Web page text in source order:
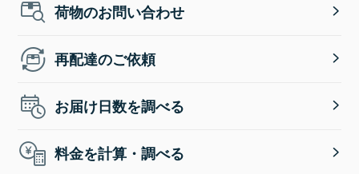
荷物のお問い合わせ
再配達のご依頼
お届け日数を調べる
料金を計算・調べる